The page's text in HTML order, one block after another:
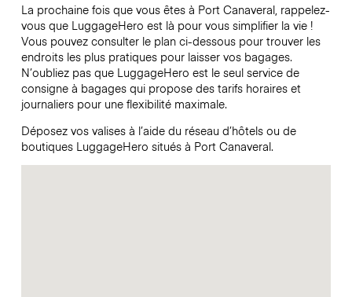
La prochaine fois que vous êtes à Port Canaveral, rappelez-
vous que LuggageHero est là pour vous simplifier la vie !
Vous pouvez consulter le plan ci-dessous pour trouver les
endroits les plus pratiques pour laisser vos bagages.
N’oubliez pas que LuggageHero est le seul service de
consigne à bagages qui propose des tarifs horaires et
journaliers pour une flexibilité maximale.
Déposez vos valises à l’aide du réseau d’hôtels ou de
boutiques LuggageHero situés à Port Canaveral.